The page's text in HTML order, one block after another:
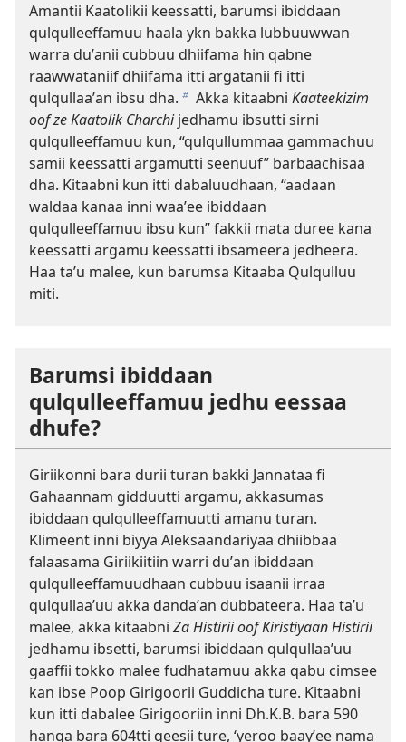
Amantii Kaatolikii keessatti, barumsi ibiddaan
qulqulleeffamuu haala ykn bakka lubbuuwwan
warra duʼanii cubbuu dhiifama hin qabne
raawwataniif dhiifama itti argatanii fi itti
qulqullaaʼan ibsu dha. b Akka kitaabni Kaateekizim
oof ze Kaatolik Charchijedhamu ibsutti sirni
qulqulleeffamuu kun, “qulqullummaa gammachuu
samii keessatti argamutti seenuuf” barbaachisaa
dha. Kitaabni kun itti dabaluudhaan, “aadaan
waldaa kanaa inni waaʼee ibiddaan
qulqulleeffamuu ibsu kun” fakkii mata duree kana
keessatti argamu keessatti ibsameera jedheera.
Haa taʼu malee, kun barumsa Kitaaba Qulqulluu
miti.
Barumsi ibiddaan
qulqulleeffamuu jedhu eessaa
dhufe?
Giriikonni bara durii turan bakki Jannataa fi
Gahaannam gidduutti argamu, akkasumas
ibiddaan qulqulleeffamuutti amanu turan.
Klimeent inni biyya Aleksaandariyaa dhiibbaa
falaasama Giriikiitiin warri duʼan ibiddaan
qulqulleeffamuudhaan cubbuu isaanii irraa
qulqullaaʼuu akka dandaʼan dubbateera. Haa taʼu
malee, akka kitaabni Za Histirii oof Kiristiyaan Histirii
jedhamu ibsetti, barumsi ibiddaan qulqullaaʼuu
gaaffii tokko malee fudhatamuu akka qabu cimsee
kan ibse Poop Girigoorii Guddicha ture. Kitaabni
kun itti dabalee Girigooriin inni Dh.K.B. bara 590
hanga bara 604⁠tti qeesii ture, ‘yeroo baayʼee nama